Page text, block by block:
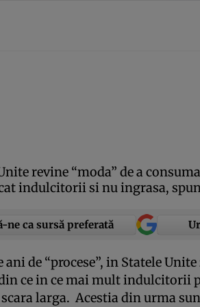
revine “moda” de a
indulcitorii si nu ingrasa,
ne ca sursă preferată
ani de “procese”, in Statele
ce in ce mai mult indulcitorii
larga. Acestia din urma